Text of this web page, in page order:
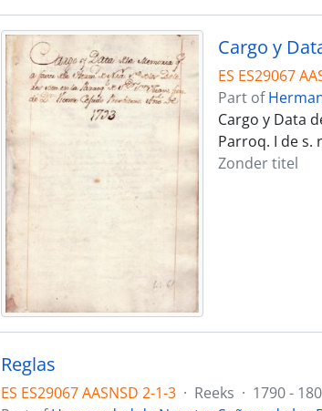
ES ES29067
Part of
Cargo y Data
Parroq. I de s.
Zonder titel
Reglas
ES ES29067 AASNSD 2-1-3 · Reeks · 1790 -